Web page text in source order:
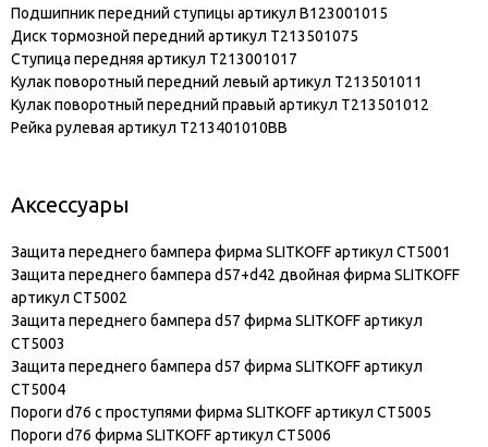
Подшипник передний ступицы артикул B123001015
Диск тормозной передний артикул T213501075
Cтупица передняя артикул T213001017
Кулак поворотный передний левый артикул T213501011
Кулак поворотный передний правый артикул T213501012
Рейка рулевая артикул T213401010BB
Аксессуары
Защита переднего бампера фирма SLITKOFF артикул CT5001
Защита переднего бампера d57+d42 двойная фирма SLITKOFF
артикул CT5002
Защита переднего бампера d57 фирма SLITKOFF артикул
CT5003
Защита переднего бампера d57 фирма SLITKOFF артикул
CT5004
Пороги d76 с проступями фирма SLITKOFF артикул CT5005
Пороги d76 фирма SLITKOFF артикул CT5006